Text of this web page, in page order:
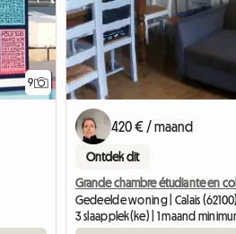
9
420 € / maand
Ontdek dit
Grande chambre étudiante en
Gedeelde woning | Calais
3 slaapplek(ke) | 1 maand